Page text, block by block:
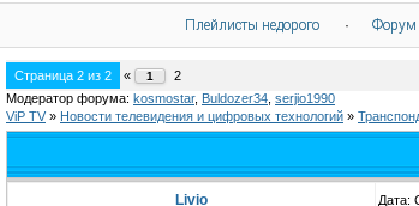
Плейлисты недорого · Форум
Страница 2 из 2 « 1
2
Модератор форума: kosmostar, Buldozer34 serjio1990
ViP TV » Новости телевидения и цифровых технологий »
Livio Дата: